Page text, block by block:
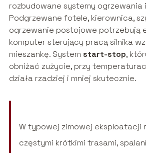
rozbudowane systemy ogrzewania
Podgrzewane fotele, kierownica,
ogrzewanie postojowe potrzebują
komputer sterujący pracą silnika
mieszankę. System start-stop,
obniżać zużycie, przy
działa rzadziej i mniej skutecznie.
W typowej zimowej eksploatacji
częstymi krótkimi trasami,